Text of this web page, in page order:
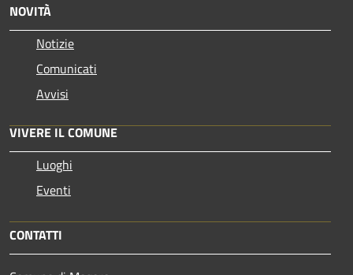
NOVITÀ
Notizie
Comunicati
Avvisi
VIVERE IL COMUNE
Luoghi
Eventi
CONTATTI